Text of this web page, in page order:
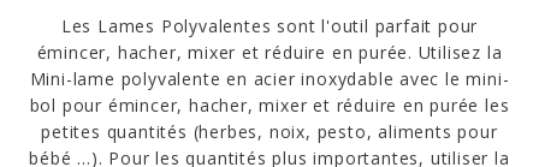
Les Lames Polyvalentes sont l'outil parfait pour
émincer, hacher, mixer et réduire en purée. Utilisez la
Mini-lame polyvalente en acier inoxydable avec le mini-
bol pour émincer, hacher, mixer et réduire en purée les
petites quantités (herbes, noix, pesto, aliments pour
bébé ...). Pour les quantités plus importantes, utiliser la